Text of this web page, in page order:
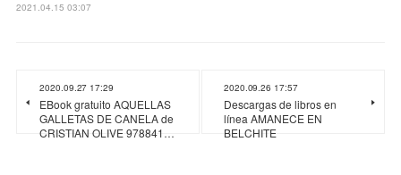
2021.04.15 03:07
2020.09.27 17:29
EBook gratuito AQUELLAS
GALLETAS DE CANELA de
CRISTIAN OLIVE 978841…
2020.09.26 17:57
Descargas de libros en
línea AMANECE EN
BELCHITE